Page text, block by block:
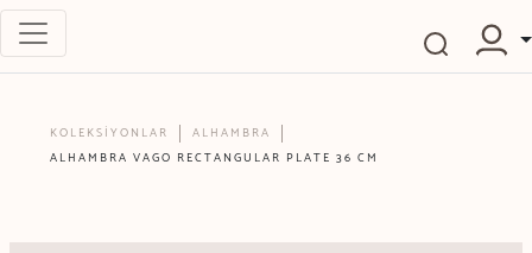
KOLEKSİYONLAR
ALHAMBRA
ALHAMBRA VAGO RECTANGULAR PLATE 36 CM